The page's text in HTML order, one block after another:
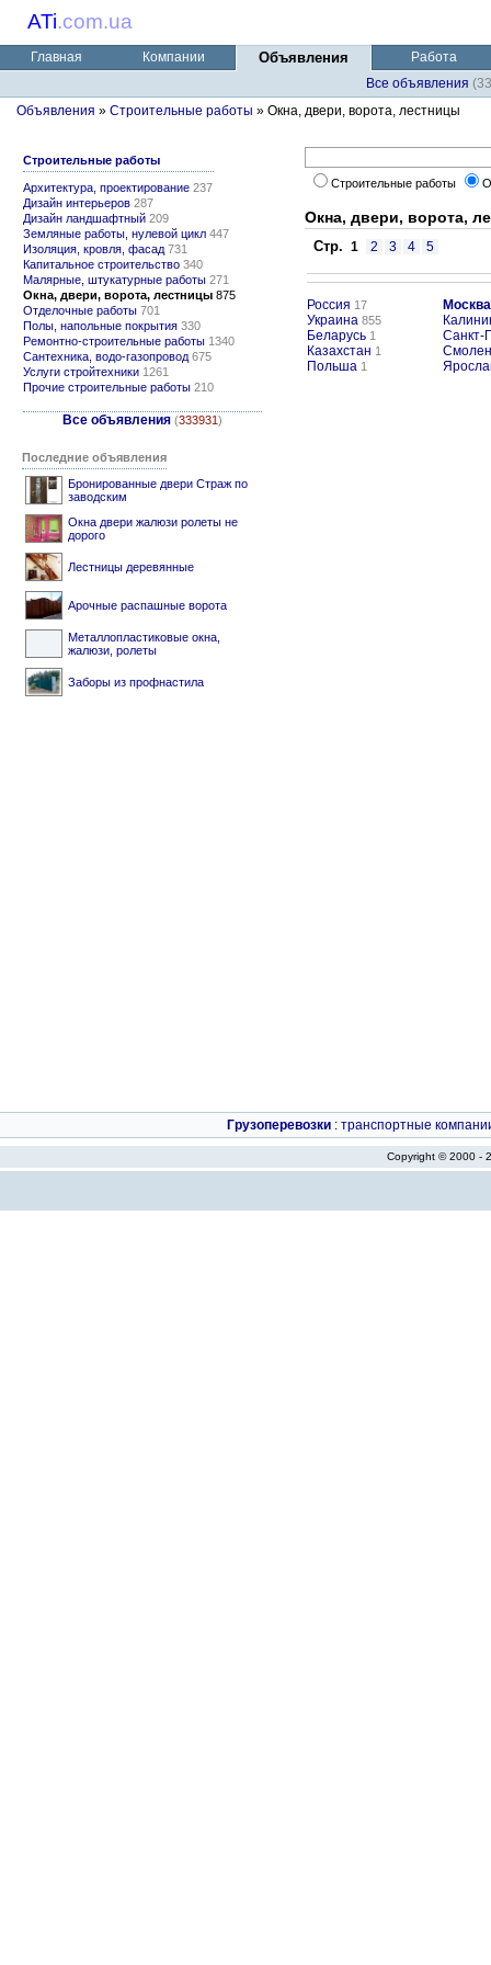
ATi.com.ua
Главная Компании Объявления
Работа
Все объявления
Объявления » Строительные работы » Окна, двери, ворота, лестницы
Строительные работы
Архитектура, проектирование 237
Дизайн интерьеров 287
Дизайн ландшафтный 209
Земляные работы, нулевой цикл 447
Изоляция, кровля, фасад 731
Капитальное строительство 340
Малярные, штукатурные работы 271
Окна, двери, ворота, лестницы 875
Отделочные работы 701
Полы, напольные покрытия 330
Ремонтно-строительные работы 1340
Сантехника, водо-газопровод 675
Услуги стройтехники 1261
Прочие строительные работы 210
Все объявления (333931)
Последние объявления
Бронированные двери Страж по
заводским
Окна двери жалюзи ролеты не
дорого
Лестницы деревянные
Арочные распашные ворота
Металлопластиковые окна,
жалюзи, ролеты
Заборы из профнастила
Строительные работы
Окна, двери, ворота,
Стр. 1 2 3 4 5
Россия 17
Украина 855
Беларусь 1
Казахстан 1
Польша 1
Москва
Санкт-
Грузоперевозки : транспортные
Copyright © 2000 -